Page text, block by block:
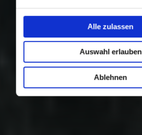
Alle zulassen
Auswahl erlauben
Ablehnen